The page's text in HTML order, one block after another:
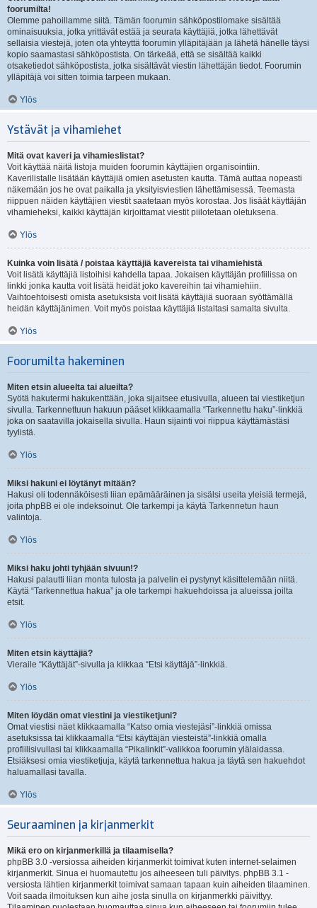
foorumilta!
Olemme pahoillamme siitä. Tämän foorumin sähköpostilomake sisältää
ominaisuuksia, jotka yrittävät estää ja seurata käyttäjiä, jotka lähettävät
sellaisia viestejä, joten ota yhteyttä foorumin ylläpitäjään ja lähetä hänelle täysi
kopio saamastasi sähköpostista. On tärkeää, että se sisältää kaikki
otsaketiedot sähköpostista, jotka sisältävät viestin lähettäjän tiedot. Foorumin
ylläpitäjä voi sitten toimia tarpeen mukaan.
Ylös
Ystävät ja vihamiehet
Mitä ovat kaveri ja vihamieslistat?
Voit käyttää näitä listoja muiden foorumin käyttäjien organisointiin.
Kaverilistalle lisätään käyttäjiä omien asetusten kautta. Tämä auttaa nopeasti
näkemään jos he ovat paikalla ja yksityisviestien lähettämisessä. Teemasta
riippuen näiden käyttäjien viestit saatetaan myös korostaa. Jos lisäät käyttäjän
vihamieheksi, kaikki käyttäjän kirjoittamat viestit piilotetaan oletuksena.
Ylös
Kuinka voin lisätä / poistaa käyttäjiä kavereista tai vihamiehistä
Voit lisätä käyttäjiä listoihisi kahdella tapaa. Jokaisen käyttäjän profiilissa on
linkki jonka kautta voit lisätä heidät joko kavereihin tai vihamiehiin.
Vaihtoehtoisesti omista asetuksista voit lisätä käyttäjiä suoraan syöttämällä
heidän käyttäjänimen. Voit myös poistaa käyttäjiä listaltasi samalta sivulta.
Ylös
Foorumilta hakeminen
Miten etsin alueelta tai alueilta?
Syötä hakutermi hakukenttään, joka sijaitsee etusivulla, alueen tai viestiketjun
sivulla. Tarkennettuun hakuun pääset klikkaamalla “Tarkennettu haku”-linkkiä
joka on saatavilla jokaisella sivulla. Haun sijainti voi riippua käyttämästäsi
tyylistä.
Ylös
Miksi hakuni ei löytänyt mitään?
Hakusi oli todennäköisesti liian epämääräinen ja sisälsi useita yleisiä termejä,
joita phpBB ei ole indeksoinut. Ole tarkempi ja käytä Tarkennetun haun
valintoja.
Ylös
Miksi haku johti tyhjään sivuun!?
Hakusi palautti liian monta tulosta ja palvelin ei pystynyt käsittelemään niitä.
Käytä “Tarkennettua hakua” ja ole tarkempi hakuehdoissa ja alueissa joilta
etsit.
Ylös
Miten etsin käyttäjiä?
Vieraile “Käyttäjät”-sivulla ja klikkaa “Etsi käyttäjä”-linkkiä.
Ylös
Miten löydän omat viestini ja viestiketjuni?
Omat viestisi näet klikkaamalla “Katso omia viestejäsi”-linkkiä omissa
asetuksissa tai klikkaamalla “Etsi käyttäjän viesteistä”-linkkiä omalla
profiilisivullasi tai klikkaamalla “Pikalinkit”-valikkoa foorumin ylälaidassa.
Etsiäksesi omia viestiketjuja, käytä tarkennettua hakua ja täytä sen hakuehdot
haluamallasi tavalla.
Ylös
Seuraaminen ja kirjanmerkit
Mikä ero on kirjanmerkillä ja tilaamisella?
phpBB 3.0 -versiossa aiheiden kirjanmerkit toimivat kuten internet-selaimen
kirjanmerkit. Sinua ei huomautettu jos aiheeseen tuli päivitys. phpBB 3.1 -
versiosta lähtien kirjanmerkit toimivat samaan tapaan kuin aiheiden tilaaminen.
Voit saada ilmoituksen kun aihe josta sinulla on kirjanmerkki päivittyy.